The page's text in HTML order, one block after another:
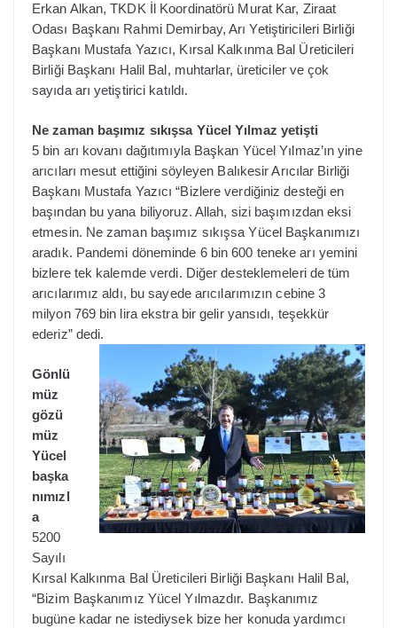
Erkan Alkan, TKDK İl Koordinatörü Murat Kar, Ziraat
Odası Başkanı Rahmi Demirbay, Arı Yetiştiricileri Birliği
Başkanı Mustafa Yazıcı, Kırsal Kalkınma Bal Üreticileri
Birliği Başkanı Halil Bal, muhtarlar, üreticiler ve çok
sayıda arı yetiştirici katıldı.
Ne zaman başımız sıkışsa Yücel Yılmaz yetişti
5 bin arı kovanı dağıtımıyla Başkan Yücel Yılmaz’ın yine
arıcıları mesut ettiğini söyleyen Balıkesir Arıcılar Birliği
Başkanı Mustafa Yazıcı “Bizlere verdiğiniz desteği en
başından bu yana biliyoruz. Allah, sizi başımızdan eksi
etmesin. Ne zaman başımız sıkışsa Yücel Başkanımızı
aradık. Pandemi döneminde 6 bin 600 teneke arı yemini
bizlere tek kalemde verdi. Diğer desteklemeleri de tüm
arıcılarımız aldı, bu sayede arıcılarımızın cebine 3
milyon 769 bin lira ekstra bir gelir yansıdı, teşekkür
ederiz” dedi.
Gönlü
müz
gözü
müz
Yücel
başka
nımızl
a
5200
Sayılı
Kırsal Kalkınma Bal Üreticileri Birliği Başkanı Halil Bal,
“Bizim Başkanımız Yücel Yılmazdır. Başkanımız
bugüne kadar ne istediysek bize her konuda yardımcı